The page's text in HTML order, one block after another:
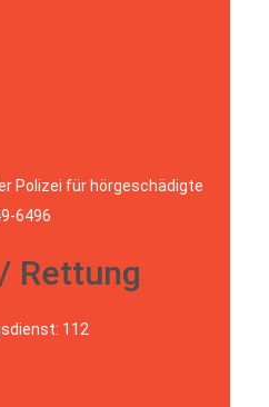
Polizei für hörgeschädigte
6496
Rettung
112